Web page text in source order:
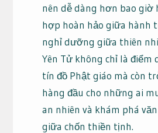
nên dễ dàng hơn bao giờ
hợp hoàn hảo giữa hành
nghỉ dưỡng giữa thiên
Yên Tử không chỉ là điểm
tín đồ Phật giáo mà còn
hàng đầu cho những ai
an nhiên và khám phá
giữa chốn thiền tịnh.